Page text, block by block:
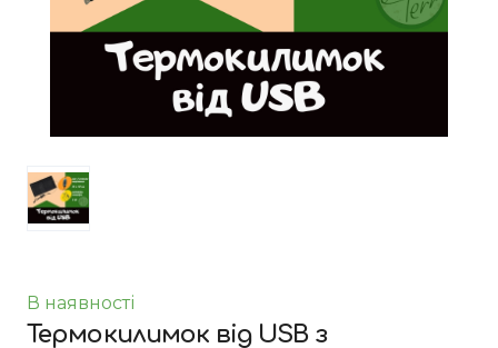
В наявності
Термокилимок від USB з